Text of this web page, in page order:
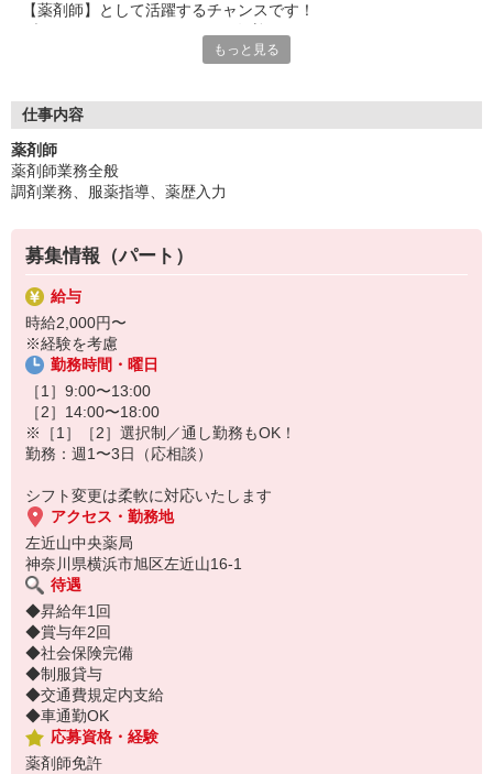
【薬剤師】として活躍するチャンスです！
現在、主婦を中心に女性スタッフが多数在籍中。
「私生活に無理なく組み込めるシフトがいい」
勤務は週1日〜3日と控えめでOK！
午前・午後のどちらか、または通し勤務から選べます。
扶養内勤務も可能ですので、まずは気軽にご相談を。
もっと見る
仕事内容
薬剤師
薬剤師業務全般
調剤業務、服薬指導、薬歴入力
募集情報（パート）
給与
時給2,000円〜
※経験を考慮
勤務時間・曜日
［1］9:00〜13:00
［2］14:00〜18:00
※［1］［2］選択制／通し勤務もOK！
勤務：週1〜3日（応相談）
シフト変更は柔軟に対応いたします
アクセス・勤務地
左近山中央薬局
神奈川県横浜市旭区左近山16-1
待遇
◆昇給年1回
◆賞与年2回
◆社会保険完備
◆制服貸与
◆交通費規定内支給
◆車通勤OK
応募資格・経験
薬剤師免許